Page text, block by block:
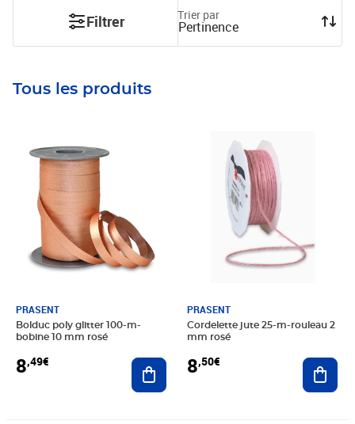
Filtrer Trier par
Pertinence
Tous les produits
PRASENT
Bolduc poly glitter 100-m-
bobine 10 mm rosé
8,49€ Ajouter au panier
PRASENT
Cordelette jute 25-m-rouleau 2
mm rosé
8,50€
Prix 8,50€